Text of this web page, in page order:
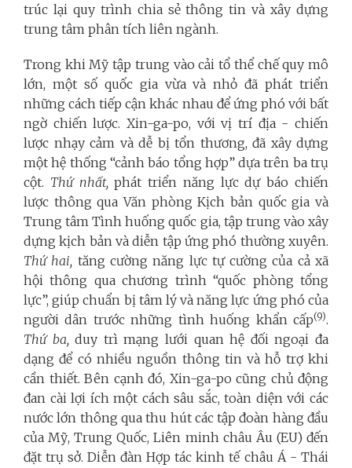
trúc lại quy trình chia sẻ thông tin và xây dựng
trung tâm phân tích liên ngành.
Trong khi Mỹ tập trung vào cải tổ thể chế quy mô
lớn, một số quốc gia vừa và nhỏ đã phát triển
những cách tiếp cận khác nhau để ứng phó với bất
ngờ chiến lược. Xin-ga-po, với vị trí địa - chiến
lược nhạy cảm và dễ bị tổn thương, đã xây dựng
một hệ thống “cảnh báo tổng hợp” dựa trên ba trụ
cột. Thứ nhất,phát triển năng lực dự báo chiến
lược thông qua Văn phòng Kịch bản quốc gia và
Trung tâm Tình huống quốc gia, tập trung vào xây
dựng kịch bản và diễn tập ứng phó thường xuyên.
Thứ hai, tăng cường năng lực tự cường của cả xã
hội thông qua chương trình “quốc phòng tổng
lực”, giúp chuẩn bị tâm lý và năng lực ứng phó của
người dân trước những tình huống khẩn cấp(9).
Thứ ba, duy trì mạng lưới quan hệ đối ngoại đa
dạng để có nhiều nguồn thông tin và hỗ trợ khi
cần thiết. Bên cạnh đó, Xin-ga-po cũng chủ động
đan cài lợi ích một cách sâu sắc, toàn diện với các
nước lớn thông qua thu hút các tập đoàn hàng đầu
của Mỹ, Trung Quốc, Liên minh châu Âu (EU) đến
đặt trụ sở. Diễn đàn Hợp tác kinh tế châu Á - Thái